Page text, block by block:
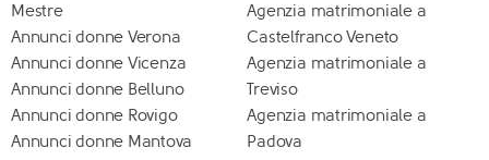
Mestre
Annunci donne Verona
Annunci donne Vicenza
Annunci donne Belluno
Annunci donne Rovigo
Annunci donne Mantova
Agenzia matrimoniale a
Castelfranco Veneto
Agenzia matrimoniale a
Treviso
Agenzia matrimoniale a
Padova